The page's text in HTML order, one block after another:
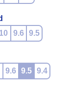
10 9.6 9.5
9.6 9.5 9.4